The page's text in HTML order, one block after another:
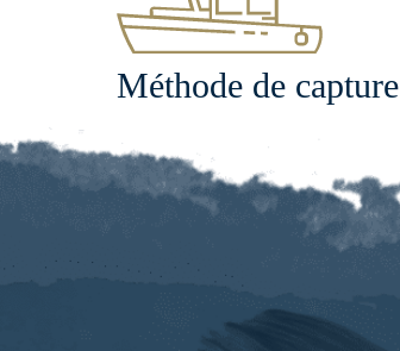
Méthode de capture